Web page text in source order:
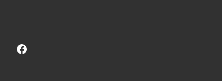
Besuchen sie unsere Facebook-Seite